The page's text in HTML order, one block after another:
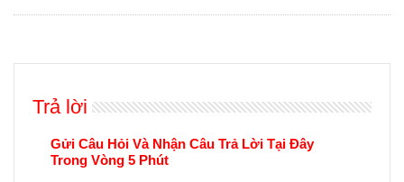
Trả lời
Gửi Câu Hỏi Và Nhận Câu Trả Lời Tại Đây
Trong Vòng 5 Phút